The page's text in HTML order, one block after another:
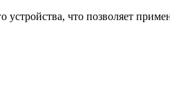
что позволяет